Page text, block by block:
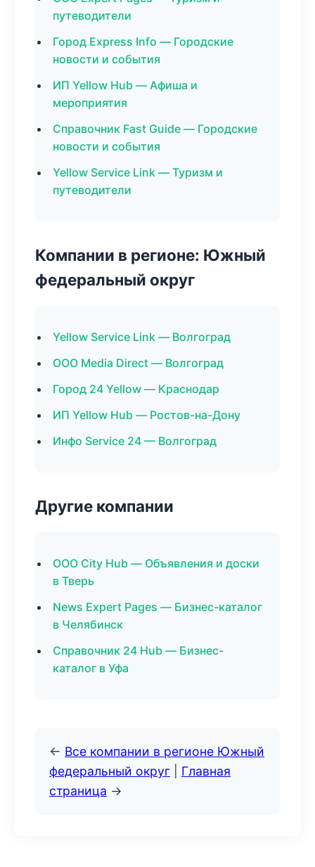
путеводители
Город Express Info — Городские
новости и события
ИП Yellow Hub — Афиша и
мероприятия
Справочник Fast Guide — Городские
новости и события
Yellow Service Link — Туризм и
путеводители
Компании в регионе: Южный
федеральный округ
Yellow Service Link — Волгоград
ООО Media Direct — Волгоград
Город 24 Yellow — Краснодар
ИП Yellow Hub — Ростов-на-Дону
Инфо Service 24 — Волгоград
Другие компании
ООО City Hub — Объявления и доски
в Тверь
News Expert Pages — Бизнес-каталог
в Челябинск
Справочник 24 Hub — Бизнес-
каталог в Уфа
← Все компании в регионе Южный
федеральный округ
Главная
страница →